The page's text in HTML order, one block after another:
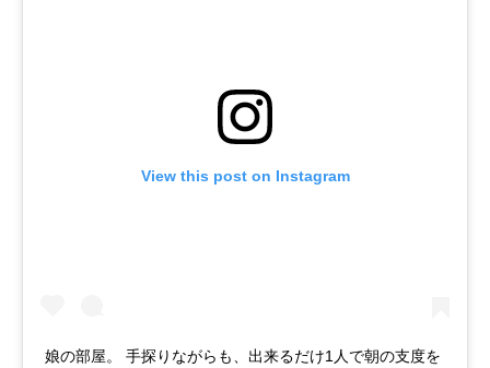
View this post on Instagram
娘の部屋。 手探りながらも、出来るだけ1人で朝の支度を